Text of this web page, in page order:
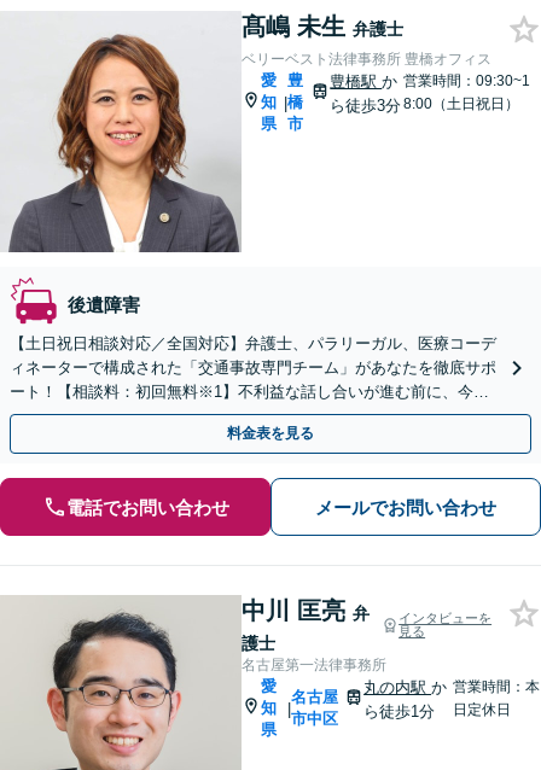
髙嶋 未生 弁護士
ベリーベスト法律事務所 豊橋オフィス
愛
知
県
|
豊
橋
市
豊橋駅か
ら徒歩3分
営業時間：09:30~1
8:00（土日祝日）
後遺障害
【土日祝日相談対応／全国対応】弁護士、パラリーガル、医療コーデ
ィネーターで構成された「交通事故専門チーム」があなたを徹底サポ
ート！【相談料：初回無料※1】不利益な話し合いが進む前に、今す
ぐ相談！
料金表を見る
電話でお問い合わせ メールでお問い合わせ
中川 匡亮 弁
護士
インタビューを
見る
名古屋第一法律事務所
愛
知
県
|
名古屋
市中区
丸の内駅か
ら徒歩1分
営業時間：本
日定休日